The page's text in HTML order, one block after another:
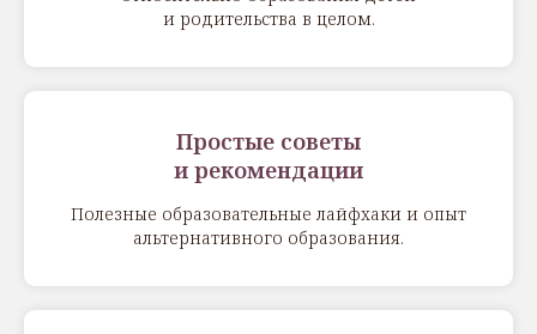
и родительства в целом.
Простые советы
и рекомендации
Полезные образовательные лайфхаки и опыт
альтернативного образования.